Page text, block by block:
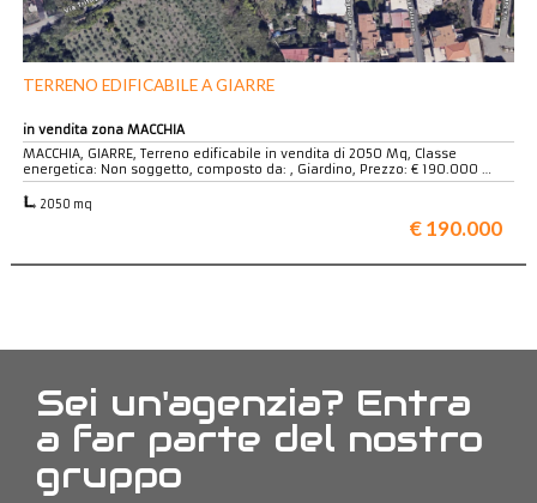
TERRENO EDIFICABILE A GIARRE
in vendita zona MACCHIA
MACCHIA, GIARRE, Terreno edificabile in vendita di 2050 Mq, Classe
energetica: Non soggetto, composto da: , Giardino, Prezzo: € 190.000 …
2050 mq
€ 190.000
Sei un'agenzia? Entra
a far parte del nostro
gruppo